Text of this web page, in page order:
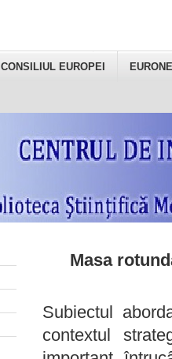
CONSILIUL EUROPEI
Masa
Subiectul
contextul